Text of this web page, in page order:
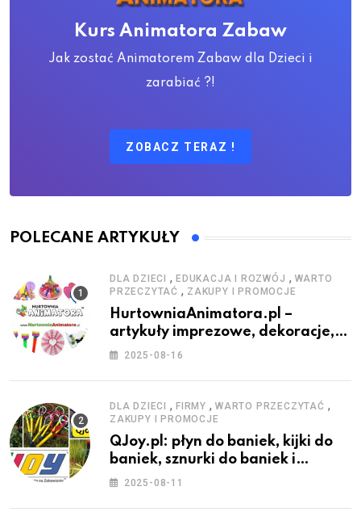
Kurs Animatora Zabaw
Jak zostać Animatorem Zabaw dla Dzieci i
zarabiać ?!
ZOBACZ TERAZ !
POLECANE ARTYKUŁY
DLA DZIECI , EDUKACJA I ROZWÓJ , WARTO
PRZECZYTAĆ , ZAKUPY I PROMOCJE
HurtowniaAnimatora.pl –
artykuły imprezowe, dekoracje,
stroje i akcesoria dla animatorów
2025-08-16
DLA DZIECI , FIRMY , WARTO PRZECZYTAĆ ,
ZAKUPY I PROMOCJE
QJoy.pl: płyn do baniek, kijki do
baniek, sznurki do baniek i
zestawy do baniek
2025-08-11